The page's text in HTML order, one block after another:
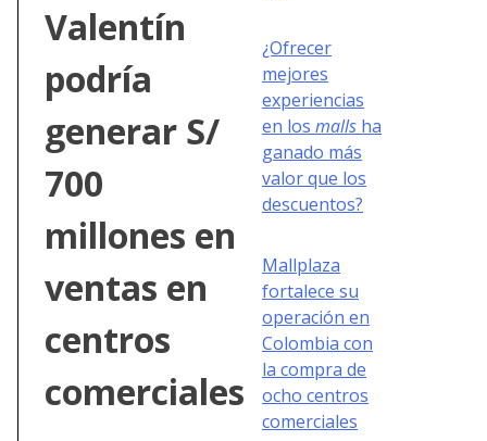
Valentín
podría
generar S/
700
millones en
ventas en
centros
comerciales
¿Ofrecer
mejores
experiencias
en los malls ha
ganado más
valor que los
descuentos?
Mallplaza
fortalece su
operación en
Colombia con
la compra de
ocho centros
comerciales